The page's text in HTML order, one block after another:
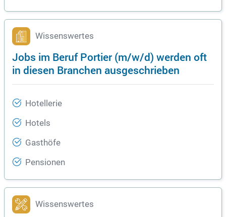
Wissenswertes
Jobs im Beruf Portier (m/w/d) werden oft
in diesen Branchen ausgeschrieben
Hotellerie
Hotels
Gasthöfe
Pensionen
Wissenswertes